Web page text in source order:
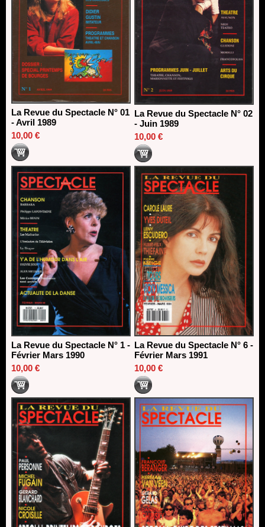
La Revue du Spectacle N° 01
- Avril 1989
10,00 €
La Revue du Spectacle N° 02
- Juin 1989
10,00 €
La Revue du Spectacle N° 1 -
Février Mars 1990
10,00 €
La Revue du Spectacle N° 6 -
Février Mars 1991
10,00 €